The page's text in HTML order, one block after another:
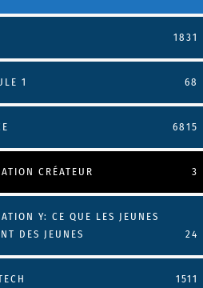
1831
1 68
6815
CRÉATEUR 3
Y: CE QUE LES JEUNES
DES JEUNES
24
1511